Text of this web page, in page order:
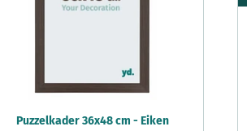
Puzzelkader 36x48 cm - Eiken